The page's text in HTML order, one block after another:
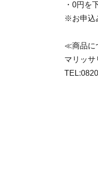
・0円を
※お申込
≪商品に
マリッ